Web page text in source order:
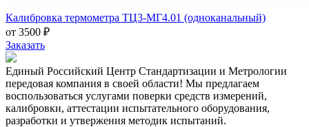
Калибровка термометра ТЦ3-МГ4.01 (одноканальный)
от 3500 ₽
Заказать
Единый Российский Центр Стандартизации и Метрологии
передовая компания в своей области! Мы предлагаем
воспользоваться услугами поверки средств измерений,
калибровки, аттестации испытательного оборудования,
разработки и утвержения методик испытаний.